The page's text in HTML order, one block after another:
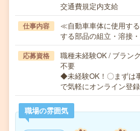
交通費規定内支給
仕事内容
≪自動車車体に使用す
する部品の組立・溶接
応募資格
職種未経験OK / ブラン
不要
◆未経験OK！〇まずは
で気軽にオンライン登
職場の雰囲気